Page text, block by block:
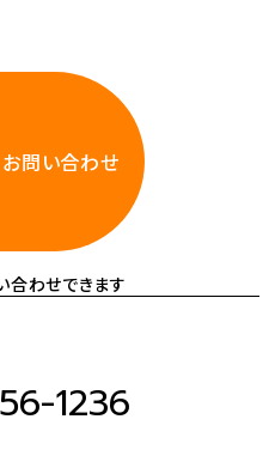
問い合わせ
合わせできます
1236